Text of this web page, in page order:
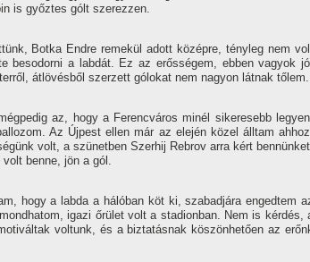
is győztes gólt szerezzen.
Botka Endre remekül adott középre, tényleg nem
besodorni a labdát. Ez az erősségem, ebben vagyok
átlövésből szerzett gólokat nem nagyon látnak tőlem.
az, hogy a Ferencváros minél sikeresebb
Az Újpest ellen már az elején közel álltam
volt, a szünetben Szerhij Rebrov arra kért
benne, jön a gól.
hogy a labda a hálóban köt ki, szabadjára engedtem
igazi őrület volt a stadionban. Nem is kérdés,
voltunk, és a biztatásnak köszönhetően az